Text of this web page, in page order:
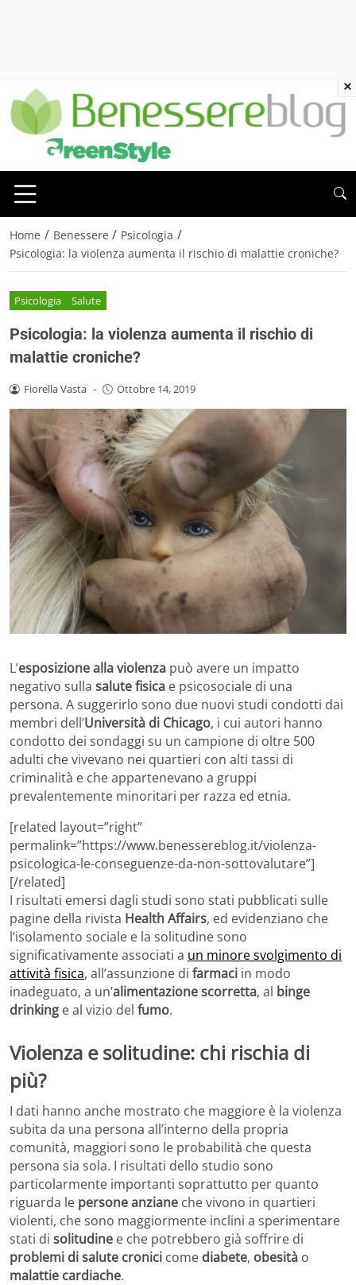
Home / Benessere / Psicologia /
Psicologia: la violenza aumenta il rischio di malattie croniche?
Psicologia Salute
Psicologia: la violenza aumenta il rischio di
malattie croniche?
Fiorella Vasta - Ottobre 14, 2019
L’esposizione alla violenza può avere un impatto
negativo sulla salute fisica e psicosociale di una
persona. A suggerirlo sono due nuovi studi condotti dai
membri dell’Università di Chicago, i cui autori hanno
condotto dei sondaggi su un campione di oltre 500
adulti che vivevano nei quartieri con alti tassi di
criminalità e che appartenevano a gruppi
prevalentemente minoritari per razza ed etnia.
[related layout=”right”
permalink=”https://www.benessereblog.it/violenza-
psicologica-le-conseguenze-da-non-sottovalutare”]
[/related]
I risultati emersi dagli studi sono stati pubblicati sulle
pagine della rivista Health Affairs, ed evidenziano che
l’isolamento sociale e la solitudine sono
significativamente associati a un minore svolgimento di
attività fisica, all’assunzione di farmaci in modo
inadeguato, a un’alimentazione scorretta, al binge
drinking e al vizio del fumo.
Violenza e solitudine: chi rischia di
più?
I dati hanno anche mostrato che maggiore è la violenza
subita da una persona all’interno della propria
comunità, maggiori sono le probabilità che questa
persona sia sola. I risultati dello studio sono
particolarmente importanti soprattutto per quanto
riguarda le persone anziane che vivono in quartieri
violenti, che sono maggiormente inclini a sperimentare
stati di solitudine e che potrebbero già soffrire di
problemi di salute cronici come diabete, obesità o
malattie cardiache.
×